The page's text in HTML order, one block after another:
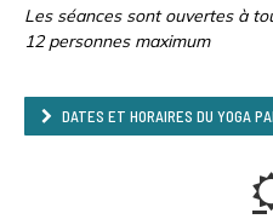
Les séances sont ouvertes à
12 personnes maximum
DATES ET HORAIRES DU YOGA